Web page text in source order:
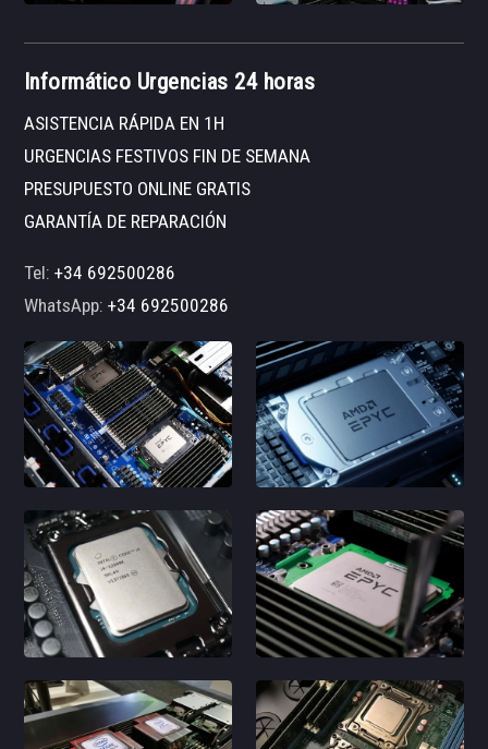
Informático Urgencias 24 horas
ASISTENCIA RÁPIDA EN 1H
URGENCIAS FESTIVOS FIN DE SEMANA
PRESUPUESTO ONLINE GRATIS
GARANTÍA DE REPARACIÓN
Tel:+34 692500286
WhatsApp:+34 692500286